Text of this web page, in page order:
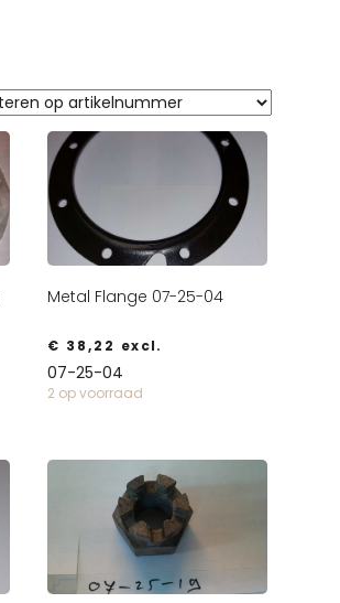
Metal Flange 07-25-04
€ 38,22 excl.
07-25-04
2 op voorraad